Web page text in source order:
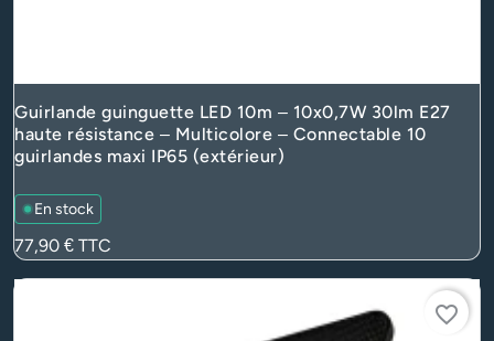
Guirlande guinguette LED 10m – 10x0,7W 30lm E27
haute résistance – Multicolore – Connectable 10
guirlandes maxi IP65 (extérieur)
En stock
Prix
77,90 € TTC
favorite_border